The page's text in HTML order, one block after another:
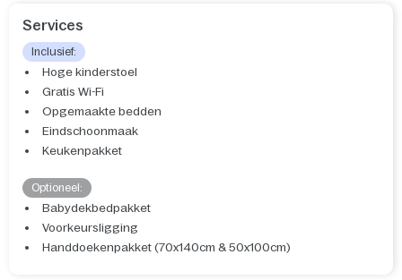
Services
Inclusief:
Hoge kinderstoel
Gratis Wi-Fi
Opgemaakte bedden
Eindschoonmaak
Keukenpakket
Optioneel:
Babydekbedpakket
Voorkeursligging
Handdoekenpakket (70x140cm & 50x100cm)